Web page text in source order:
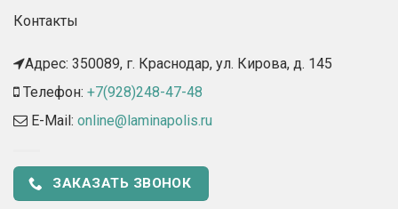
Контакты
Адрес: 350089, г. Краснодар, ул. Кирова, д. 145​
Телефон: +7(928)248-47-48
E-Mail: online@laminapolis.ru
ЗАКАЗАТЬ ЗВОНОК